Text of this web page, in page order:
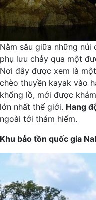
Nằm sâu giữa những núi
phụ lưu chảy qua một
Nơi đây được xem là
chèo thuyền kayak vào
khổng lồ, mới được
lớn nhất thế giới. Hang
ngoài tới thám hiểm.
Khu bảo tồn quốc gia